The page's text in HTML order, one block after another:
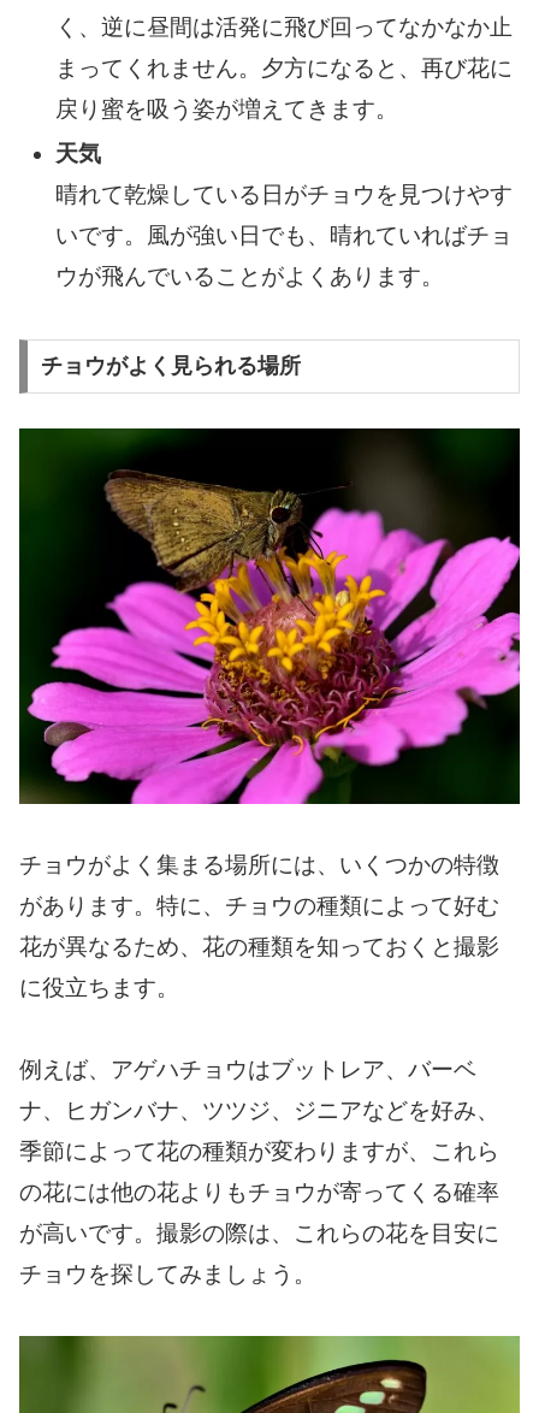
く、逆に昼間は活発に飛び回ってなかなか止
まってくれません。夕方になると、再び花に
戻り蜜を吸う姿が増えてきます。
天気
晴れて乾燥している日がチョウを見つけやす
いです。風が強い日でも、晴れていればチョ
ウが飛んでいることがよくあります。
チョウがよく見られる場所
チョウがよく集まる場所には、いくつかの特徴
があります。特に、チョウの種類によって好む
花が異なるため、花の種類を知っておくと撮影
に役立ちます。
例えば、アゲハチョウはブットレア、バーベ
ナ、ヒガンバナ、ツツジ、ジニアなどを好み、
季節によって花の種類が変わりますが、これら
の花には他の花よりもチョウが寄ってくる確率
が高いです。撮影の際は、これらの花を目安に
チョウを探してみましょう。